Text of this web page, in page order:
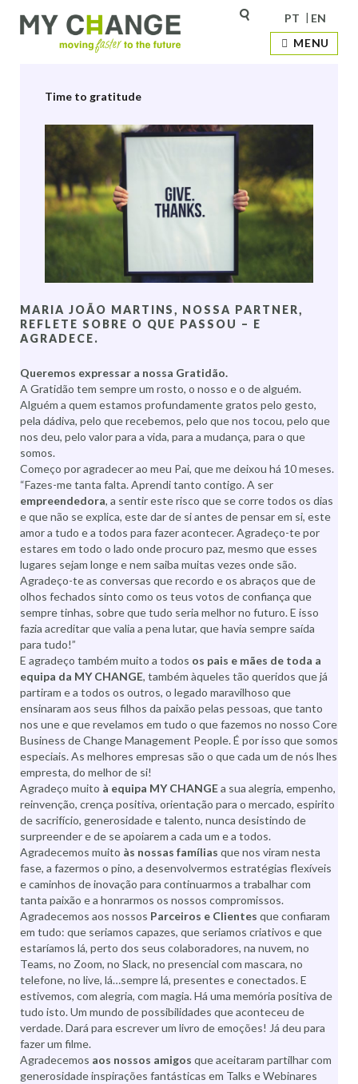
MENU
PT EN
Autor:mychange
Time to gratitude
MARIA JOÃO MARTINS, NOSSA PARTNER,
REFLETE SOBRE O QUE PASSOU – E
AGRADECE.
Queremos expressar a nossa Gratidão.
A Gratidão tem sempre um rosto, o nosso e o de alguém.
Alguém a quem estamos profundamente gratos pelo gesto,
pela dádiva, pelo que recebemos, pelo que nos tocou, pelo que
nos deu, pelo valor para a vida, para a mudança, para o que
somos.
Começo por agradecer ao meu Pai, que me deixou há 10 meses.
“Fazes-me tanta falta. Aprendi tanto contigo. A ser
empreendedora, a sentir este risco que se corre todos os dias
e que não se explica, este dar de si antes de pensar em si, este
amor a tudo e a todos para fazer acontecer. Agradeço-te por
estares em todo o lado onde procuro paz, mesmo que esses
lugares sejam longe e nem saiba muitas vezes onde são.
Agradeço-te as conversas que recordo e os abraços que de
olhos fechados sinto como os teus votos de confiança que
sempre tinhas, sobre que tudo seria melhor no futuro. E isso
fazia acreditar que valia a pena lutar, que havia sempre saída
para tudo!”
E agradeço também muito a todos os pais e mães de toda a
equipa da MY CHANGE, também àqueles tão queridos que já
partiram e a todos os outros, o legado maravilhoso que
ensinaram aos seus filhos da paixão pelas pessoas, que tanto
nos une e que revelamos em tudo o que fazemos no nosso Core
Business de Change Management People. É por isso que somos
especiais. As melhores empresas são o que cada um de nós lhes
empresta, do melhor de si!
Agradeço muito à equipa MY CHANGEa sua alegria, empenho,
reinvenção, crença positiva, orientação para o mercado, espirito
de sacrifício, generosidade e talento, nunca desistindo de
surpreender e de se apoiarem a cada um e a todos.
Agradecemos muito às nossas famílias que nos viram nesta
fase, a fazermos o pino, a desenvolvermos estratégias flexíveis
e caminhos de inovação para continuarmos a trabalhar com
tanta paixão e a honrarmos os nossos compromissos.
Agradecemos aos nossos Parceiros e Clientes que confiaram
em tudo: que seriamos capazes, que seriamos criativos e que
estaríamos lá, perto dos seus colaboradores, na nuvem, no
Teams, no Zoom, no Slack, no presencial com mascara, no
telefone, no live, lá…sempre lá, presentes e conectados. E
estivemos, com alegria, com magia. Há uma memória positiva de
tudo isto. Um mundo de possibilidades que aconteceu de
verdade. Dará para escrever um livro de emoções! Já deu para
fazer um filme.
Agradecemos aos nossos amigos que aceitaram partilhar com
generosidade inspirações fantásticas em Talks e Webinares